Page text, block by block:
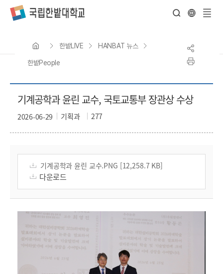
한밭LIVE HANBAT 뉴스
한밭People
기계공학과 윤린 교수, 국토교통부 장관상 수상
기획과 277
2026-06-29
기계공학과 윤린 교수.PNG [12,258.7 KB]
다운로드